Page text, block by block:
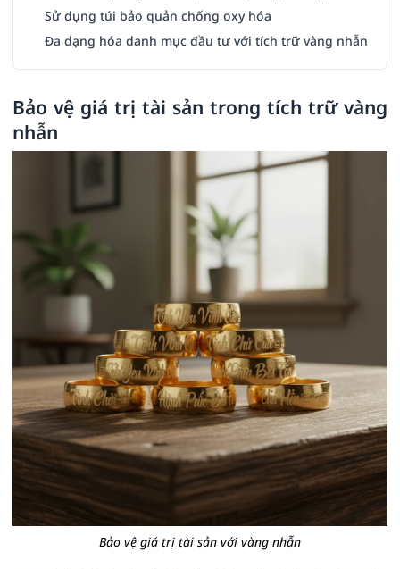
Sử dụng túi bảo quản chống oxy hóa
Đa dạng hóa danh mục đầu tư với tích trữ vàng nhẫn
Bảo vệ giá trị tài sản trong tích trữ vàng
nhẫn
Bảo vệ giá trị tài sản với vàng nhẫn